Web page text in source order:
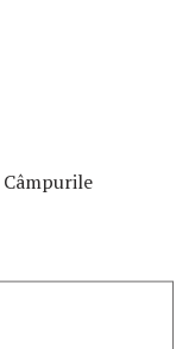
Câmpurile